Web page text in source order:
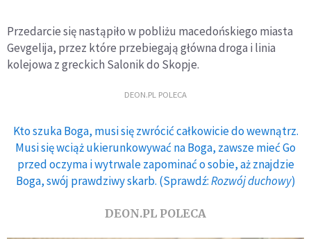
Przedarcie się nastąpiło w pobliżu macedońskiego miasta
Gevgelija, przez które przebiegają główna droga i linia
kolejowa z greckich Salonik do Skopje.
DEON.PL POLECA
Kto szuka Boga, musi się zwrócić całkowicie do wewnątrz.
Musi się wciąż ukierunkowywać na Boga, zawsze mieć Go
przed oczyma i wytrwale zapominać o sobie, aż znajdzie
Boga, swój prawdziwy skarb. (Sprawdź:Rozwój duchowy)
DEON.PL POLECA